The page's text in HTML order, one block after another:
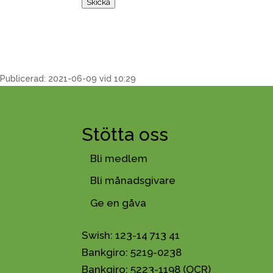
Publicerad: 2021-06-09 vid 10:29
Stötta oss
Bli medlem
Bli månadsgivare
Ge en gåva
Swish: 123-14 713 41
Bankgiro: 5219-0238
Bankgiro: 5223-1198 (OCR)